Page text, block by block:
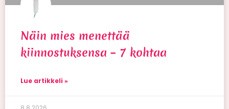
Näin mies menettää
kiinnostuksensa – 7 kohtaa
Lue artikkeli »